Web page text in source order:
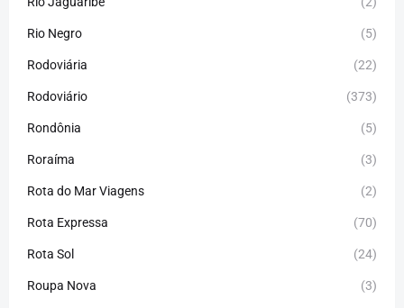
Rio Negro (5)
Rodoviária (22)
Rodoviário (373)
Rondônia (5)
Roraíma (3)
Rota do Mar Viagens (2)
Rota Expressa (70)
Rota Sol (24)
Roupa Nova (3)